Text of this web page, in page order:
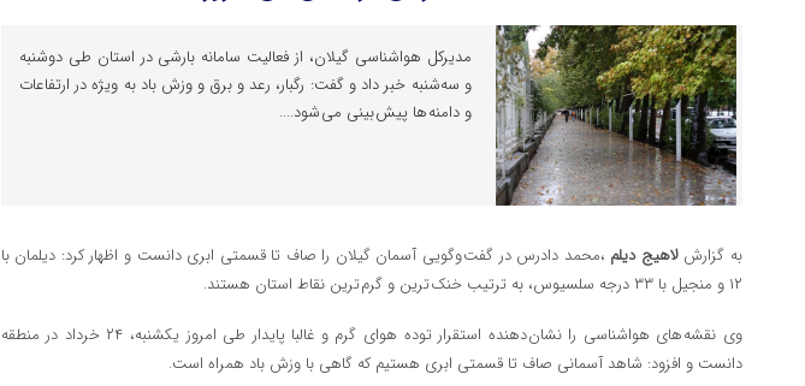
مدیرکل هواشناسی گیلان، از فعالیت سامانه بارشی در استان طی دوشنبه
و سه‌شنبه خبر داد و گفت: رگبار، رعد و برق و وزش باد به ویژه در ارتفاعات
و دامنه ها پیش بینی می شود....
به گزارشلاهیج دیلم ،محمد دادرس در گفت وگویی آسمان گیلان را صاف تا قسمتی ابری دانست و اظهار کرد: دیلمان با
۱۲ و منجیل با ۳۳ درجه سلسیوس، به ترتیب خنک ترین و گرم ترین نقاط استان هستند.
وی نقشه های هواشناسی را نشان دهنده استقرار توده هوای گرم و غالبا پایدار طی امروز یکشنبه، ۲۴ خرداد در منطقه
دانست و افزود: شاهد آسمانی صاف تا قسمتی ابری هستیم که گاهی با وزش باد همراه است.